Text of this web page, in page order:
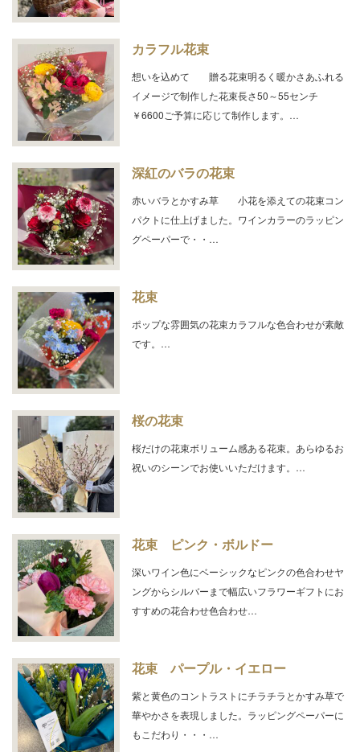
カラフル花束
想いを込めて 贈る花束明るく暖かさあふれる
イメージで制作した花束長さ50～55センチ
￥6600ご予算に応じて制作します。…
深紅のバラの花束
赤いバラとかすみ草 小花を添えての花束コン
パクトに仕上げました。ワインカラーのラッピン
グペーパーで・・…
花束
ポップな雰囲気の花束カラフルな色合わせが素敵
です。…
桜の花束
桜だけの花束ボリューム感ある花束。あらゆるお
祝いのシーンでお使いいただけます。…
花束 ピンク・ボルドー
深いワイン色にベーシックなピンクの色合わせヤ
ングからシルバーまで幅広いフラワーギフトにお
すすめの花合わせ色合わせ…
花束 パープル・イエロー
紫と黄色のコントラストにチラチラとかすみ草で
華やかさを表現しました。ラッピングペーパーに
もこだわり・・・…